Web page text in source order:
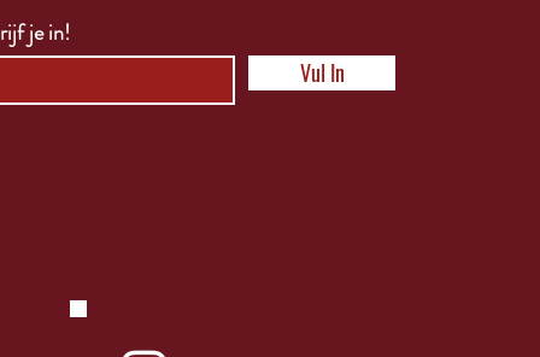
je in!
Vul In